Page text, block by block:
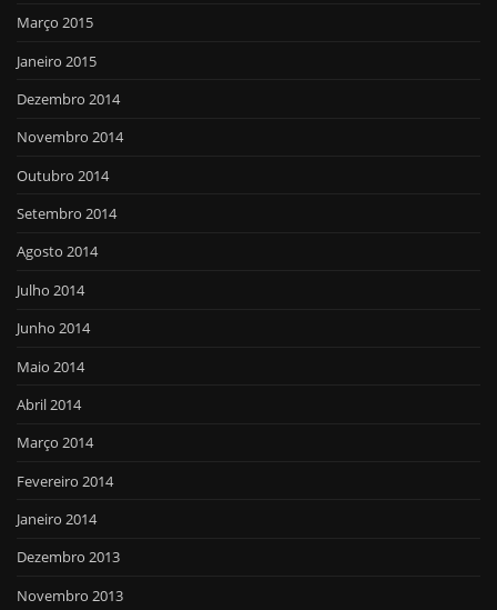
Março 2015
Janeiro 2015
Dezembro 2014
Novembro 2014
Outubro 2014
Setembro 2014
Agosto 2014
Julho 2014
Junho 2014
Maio 2014
Abril 2014
Março 2014
Fevereiro 2014
Janeiro 2014
Dezembro 2013
Novembro 2013